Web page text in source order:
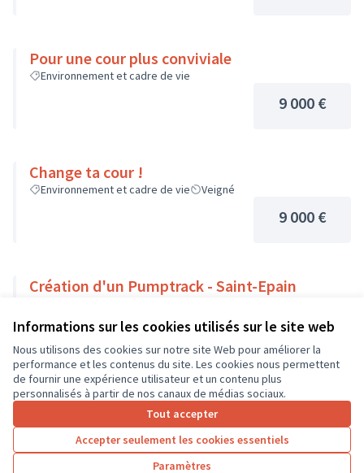
Informations sur les cookies utilisés sur le site web
Nous utilisons des cookies sur notre site Web pour améliorer la
performance et les contenus du site. Les cookies nous permettent
de fournir une expérience utilisateur et un contenu plus
personnalisés à partir de nos canaux de médias sociaux.
Tout accepter
Accepter seulement les cookies essentiels
Paramètres
Pour une cour plus conviviale
Environnement et cadre de vie
9 000 €
Change ta cour !
Environnement et cadre de vie Veigné
9 000 €
Création d'un Pumptrack - Saint-Epain
9 000 €
Résultats par page : 100
3 … 7